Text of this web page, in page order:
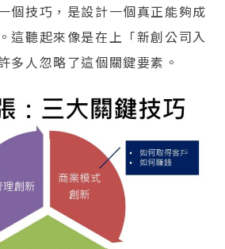
個技巧，是設計一個真正能夠成
這聽起來像是在上「新創公司入
多人忽略了這個關鍵要素。